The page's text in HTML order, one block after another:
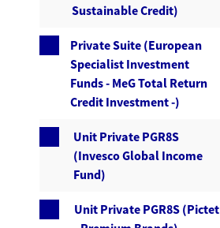
Sustainable Credit)
Private Suite (European
Specialist Investment
Funds - MeG Total Return
Credit Investment -)
Unit Private PGR8S
(Invesco Global Income
Fund)
Unit Private PGR8S (Pictet